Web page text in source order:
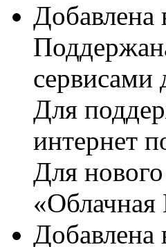
Добавлена
сервисами
Для
интернет
Для
Добавлена